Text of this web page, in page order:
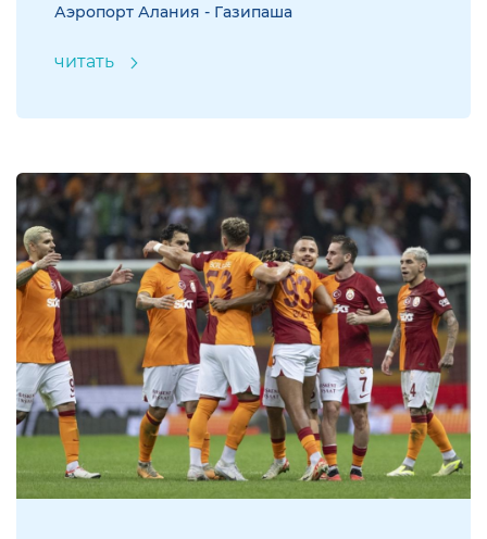
Аэропорт Алания - Газипаша
читать